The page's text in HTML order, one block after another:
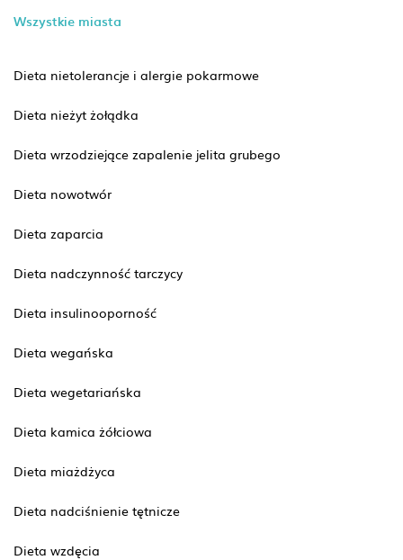
Wszystkie miasta
Dieta nietolerancje i alergie pokarmowe
Dieta nieżyt żołądka
Dieta wrzodziejące zapalenie jelita grubego
Dieta nowotwór
Dieta zaparcia
Dieta nadczynność tarczycy
Dieta insulinooporność
Dieta wegańska
Dieta wegetariańska
Dieta kamica żółciowa
Dieta miażdżyca
Dieta nadciśnienie tętnicze
Dieta wzdęcia